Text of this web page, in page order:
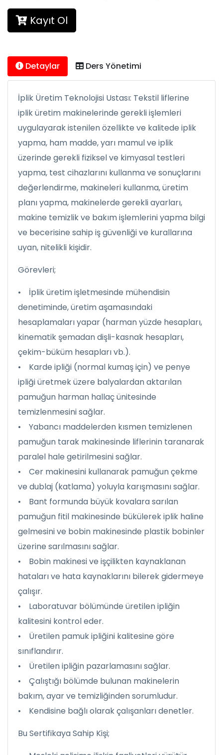
Kayıt Ol
Detaylar Ders Yönetimi
İplik Üretim Teknolojisi Ustası: Tekstil liflerine
iplik üretim makinelerinde gerekli işlemleri
uygulayarak istenilen özellikte ve kalitede iplik
yapma, ham madde, yarı mamul ve iplik
üzerinde gerekli fiziksel ve kimyasal testleri
yapma, test cihazlarını kullanma ve sonuçlarını
değerlendirme, makineleri kullanma, üretim
planı yapma, makinelerde gerekli ayarları,
makine temizlik ve bakım işlemlerini yapma bilgi
ve becerisine sahip iş güvenliği ve kurallarına
uyan, nitelikli kişidir.
Görevleri;
• İplik üretim işletmesinde mühendisin
denetiminde, üretim aşamasındaki
hesaplamaları yapar (harman yüzde hesapları,
kinematik şemadan dişli-kasnak hesapları,
çekim-büküm hesapları vb.).
• Karde ipliği (normal kumaş için) ve penye
ipliği üretmek üzere balyalardan aktarılan
pamuğun harman hallaç ünitesinde
temizlenmesini sağlar.
• Yabancı maddelerden kısmen temizlenen
pamuğun tarak makinesinde liflerinin taranarak
paralel hale getirilmesini sağlar.
• Cer makinesini kullanarak pamuğun çekme
ve dublaj (katlama) yoluyla karışmasını sağlar.
• Bant formunda büyük kovalara sarılan
pamuğun fitil makinesinde bükülerek iplik haline
gelmesini ve bobin makinesinde plastik bobinler
üzerine sarılmasını sağlar.
• Bobin makinesi ve işçilikten kaynaklanan
hataları ve hata kaynaklarını bilerek gidermeye
çalışır.
• Laboratuvar bölümünde üretilen ipliğin
kalitesini kontrol eder.
• Üretilen pamuk ipliğini kalitesine göre
sınıflandırır.
• Üretilen ipliğin pazarlamasını sağlar.
• Çalıştığı bölümde bulunan makinelerin
bakım, ayar ve temizliğinden sorumludur.
• Kendisine bağlı olarak çalışanları denetler.
Bu Sertifikaya Sahip Kişi;